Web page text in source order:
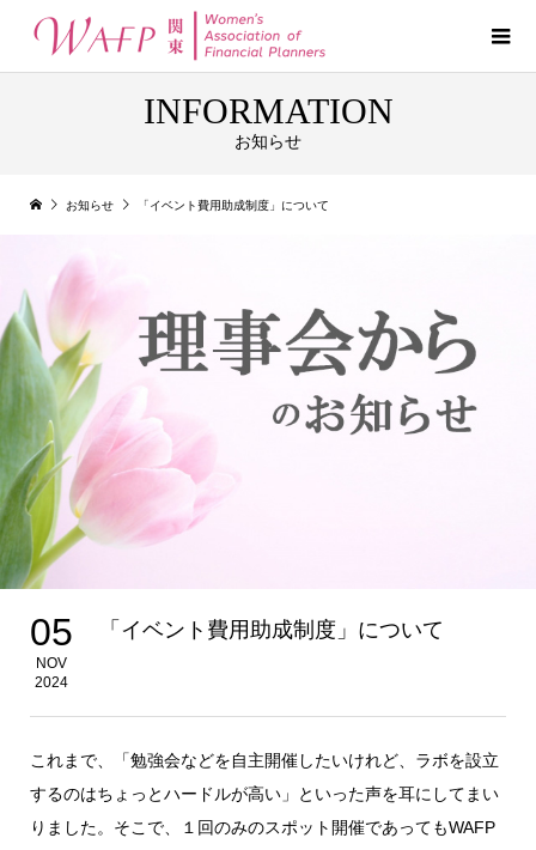
INFORMATION
お知らせ
お知らせ 「イベント費用助成制度」について
05
NOV
2024
「イベント費用助成制度」について
これまで、「勉強会などを自主開催したいけれど、ラボを設立
するのはちょっとハードルが高い」といった声を耳にしてまい
りました。そこで、１回のみのスポット開催であってもWAFP